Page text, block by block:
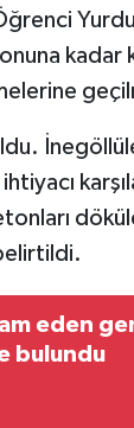
kadar
eden
bulundu